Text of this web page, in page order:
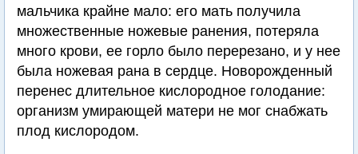
мальчика крайне мало: его мать получила
множественные ножевые ранения, потеряла
много крови, ее горло было перерезано, и у нее
была ножевая рана в сердце. Новорожденный
перенес длительное кислородное голодание:
организм умирающей матери не мог снабжать
плод кислородом.